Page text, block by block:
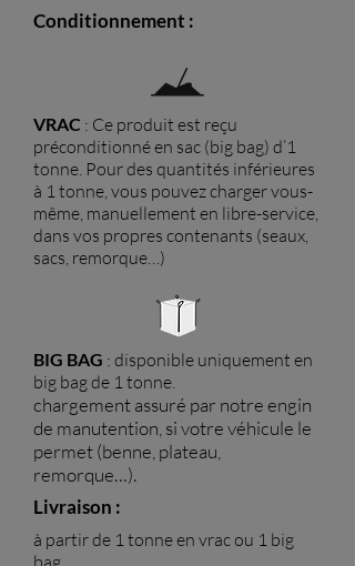
Conditionnement :
VRAC : Ce produit est reçu
préconditionné en sac (big bag) d’1
tonne. Pour des quantités inférieures
à 1 tonne, vous pouvez charger vous-
même, manuellement en libre-service,
dans vos propres contenants (seaux,
sacs, remorque…)
BIG BAG : disponible uniquement en
big bag de 1 tonne.
chargement assuré par notre engin
de manutention, si votre véhicule le
permet (benne, plateau,
remorque…).
Livraison :
à partir de 1 tonne en vrac ou 1 big
bag